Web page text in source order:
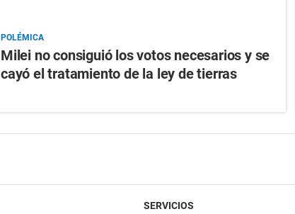
POLÉMICA
Milei no consiguió los votos necesarios y se
cayó el tratamiento de la ley de tierras
SERVICIOS